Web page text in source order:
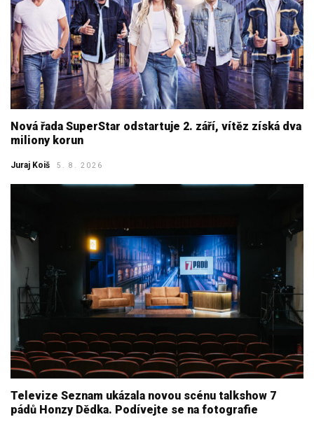
Nová řada SuperStar odstartuje 2. září, vítěz získá dva
miliony korun
Juraj Koiš 5. 8. 2026
Televize Seznam ukázala novou scénu talkshow 7
pádů Honzy Dědka. Podívejte se na fotografie